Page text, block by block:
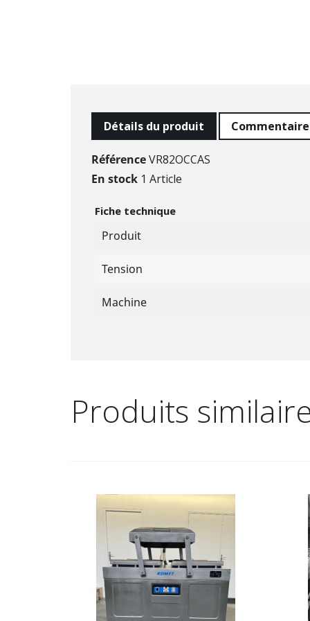
Détails du produit
RéférenceVR82OCCAS
En stock 1 Article
Fiche technique
Produit
Tension
Machine
Produits